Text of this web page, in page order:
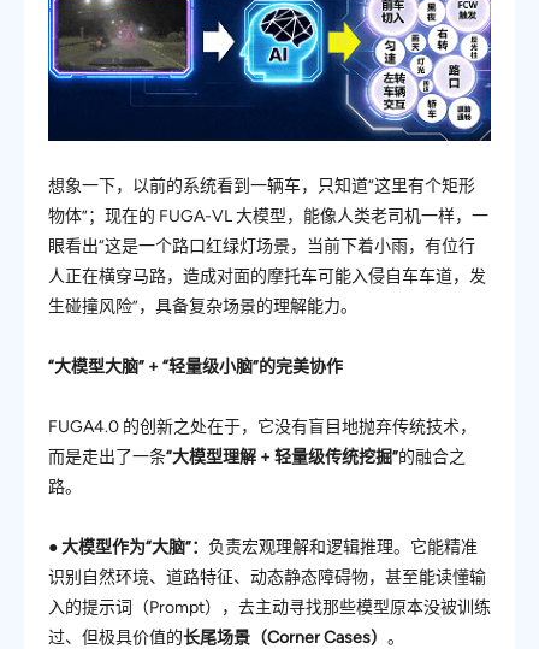
想象一下，以前的系统看到一辆车，只知道“这里有个矩形
物体”；现在的 FUGA-VL 大模型，能像人类老司机一样，一
眼看出“这是一个路口红绿灯场景，当前下着小雨，有位行
人正在横穿马路，造成对面的摩托车可能入侵自车车道，发
生碰撞风险”，具备复杂场景的理解能力。
“大模型大脑” + “轻量级小脑”的完美协作
FUGA4.0 的创新之处在于，它没有盲目地抛弃传统技术，
而是走出了一条“大模型理解 + 轻量级传统挖掘”的融合之
路。
●大模型作为“大脑”： 负责宏观理解和逻辑推理。它能精准
识别自然环境、道路特征、动态静态障碍物，甚至能读懂输
入的提示词（Prompt），去主动寻找那些模型原本没被训练
过、但极具价值的长尾场景（Corner Cases） 。